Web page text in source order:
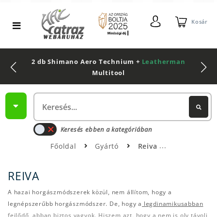
Kosár
2 db Shimano Aero Technium + Leatherman
Multitool
Keresés ebben a kategóriában
Főoldal Gyártó Reiva
REIVA
A hazai horgászmódszerek közül, nem állítom, hogy a
legnépszerűbb horgászmódszer. De, hogy a legdinamikusabban
fejlődő,abban biztos vagyok. Hiszem azt, hogy a nem is oly távoli